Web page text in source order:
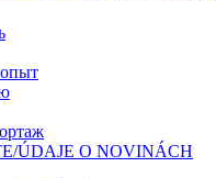
ÚDAJE O NOVINÁCH